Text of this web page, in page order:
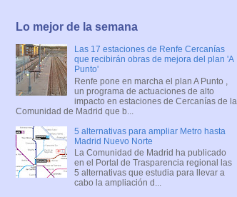
Lo mejor de la semana
Las 17 estaciones de Renfe Cercanías
que recibirán obras de mejora del plan 'A
Punto'
Renfe pone en marcha el plan A Punto ,
un programa de actuaciones de alto
impacto en estaciones de Cercanías de la
Comunidad de Madrid que b...
5 alternativas para ampliar Metro hasta
Madrid Nuevo Norte
La Comunidad de Madrid ha publicado
en el Portal de Trasparencia regional las
5 alternativas que estudia para llevar a
cabo la ampliación d...